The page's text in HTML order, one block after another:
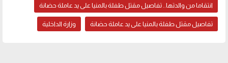
انتقاما من والدتها.. تفاصيل مقتل طفلة بالمنيا على يد عاملة حضانة
تفاصيل مقتل طفلة بالمنيا على يد عاملة حضانة وزارة الداخلية